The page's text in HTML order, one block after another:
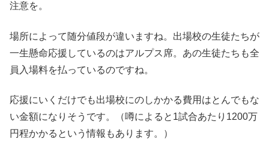
注意を。
場所によって随分値段が違いますね。出場校の生徒たちが
一生懸命応援しているのはアルプス席。あの生徒たちも全
員入場料を払っているのですね。
応援にいくだけでも出場校にのしかかる費用はとんでもな
い金額になりそうです。（噂によると1試合あたり1200万
円程かかるという情報もあります。）